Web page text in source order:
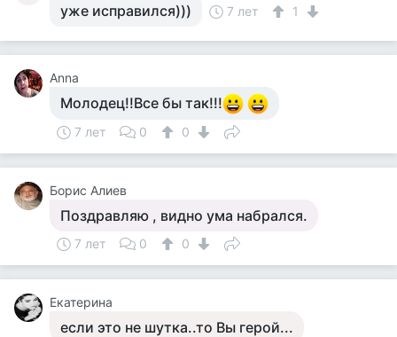
уже исправился))) 7 лет 1
Anna
Молодец!!Все бы так!!!
7 лет 0 0
Борис Алиев
Поздравляю , видно ума набрался.
7 лет 0 0
Екатерина
если это не шутка..то Вы герой...